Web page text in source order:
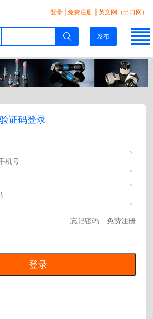
登录 免费注册 | 英文网（出口网）
发布
验证码登录
忘记密码 免费注册